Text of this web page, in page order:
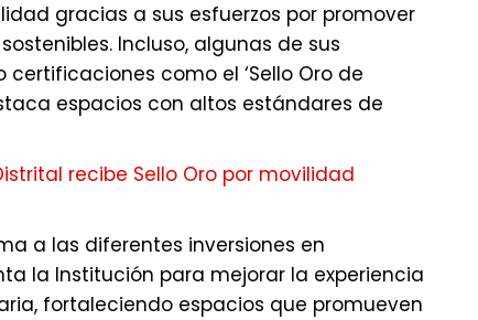
gracias a sus esfuerzos por promover
Incluso, algunas de sus
como el ‘Sello Oro de
espacios con altos estándares de
recibe Sello Oro por movilidad
a las diferentes inversiones en
la Institución para mejorar la experiencia
fortaleciendo espacios que promueven